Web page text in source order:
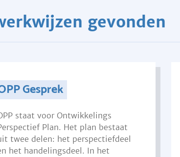
gevonden
Gesprek
staat voor Ontwikkelings
Plan. Het plan bestaat
twee delen: het perspectiefdeel
het handelingsdeel. In het